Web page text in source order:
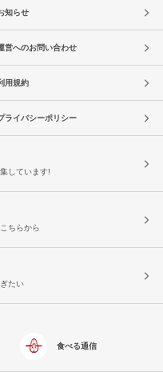
知らせ
営へのお問い合わせ
用規約
ライバシーポリシー
しています!
ちらから
たい
食べる通信